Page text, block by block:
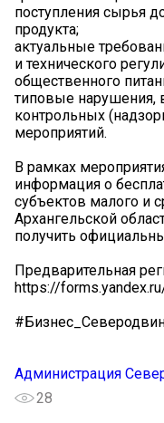
поступления сырья
продукта;
актуальные
и технического
общественного
типовые
контрольных
мероприятий.
В рамках
информация о
субъектов малого и
Архангельской
получить
Предварительная
https://
Администрация
28